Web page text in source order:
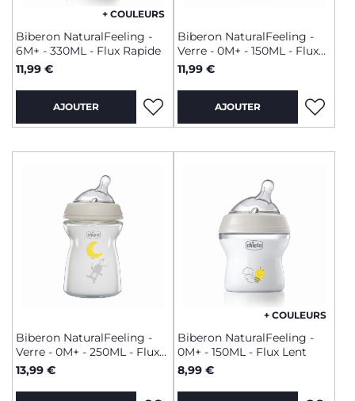
+ COULEURS
Biberon NaturalFeeling -
6M+ - 330ML - Flux Rapide
11,99 €
AJOUTER
Biberon NaturalFeeling -
Verre - 0M+ - 150ML - Flux
Lent
11,99 €
AJOUTER
Biberon NaturalFeeling -
Verre - 0M+ - 250ML - Flux
Lent
13,99 €
+ COULEURS
Biberon NaturalFeeling -
0M+ - 150ML - Flux Lent
8,99 €